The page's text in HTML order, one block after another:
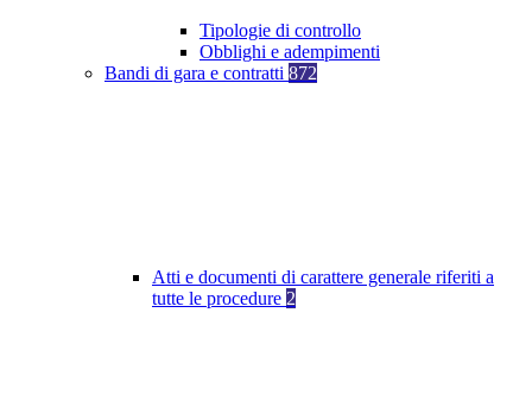
Tipologie di controllo
Obblighi e adempimenti
Bandi di gara e contratti 872
Atti e documenti di carattere generale riferiti a
tutte le procedure 2